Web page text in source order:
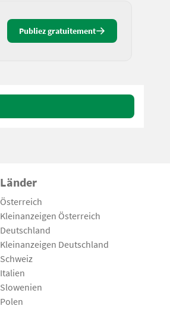
Publiez gratuitement
Länder
Österreich
Kleinanzeigen Österreich
Deutschland
Kleinanzeigen Deutschland
Schweiz
Italien
Slowenien
Polen